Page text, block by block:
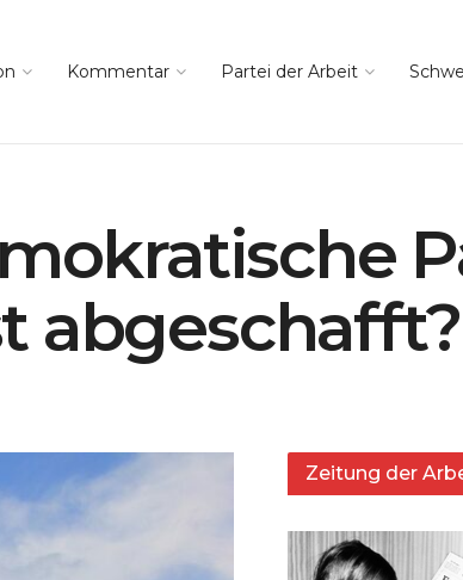
Kommentar Partei der Arbeit
abgeschafft?
Zeitung der